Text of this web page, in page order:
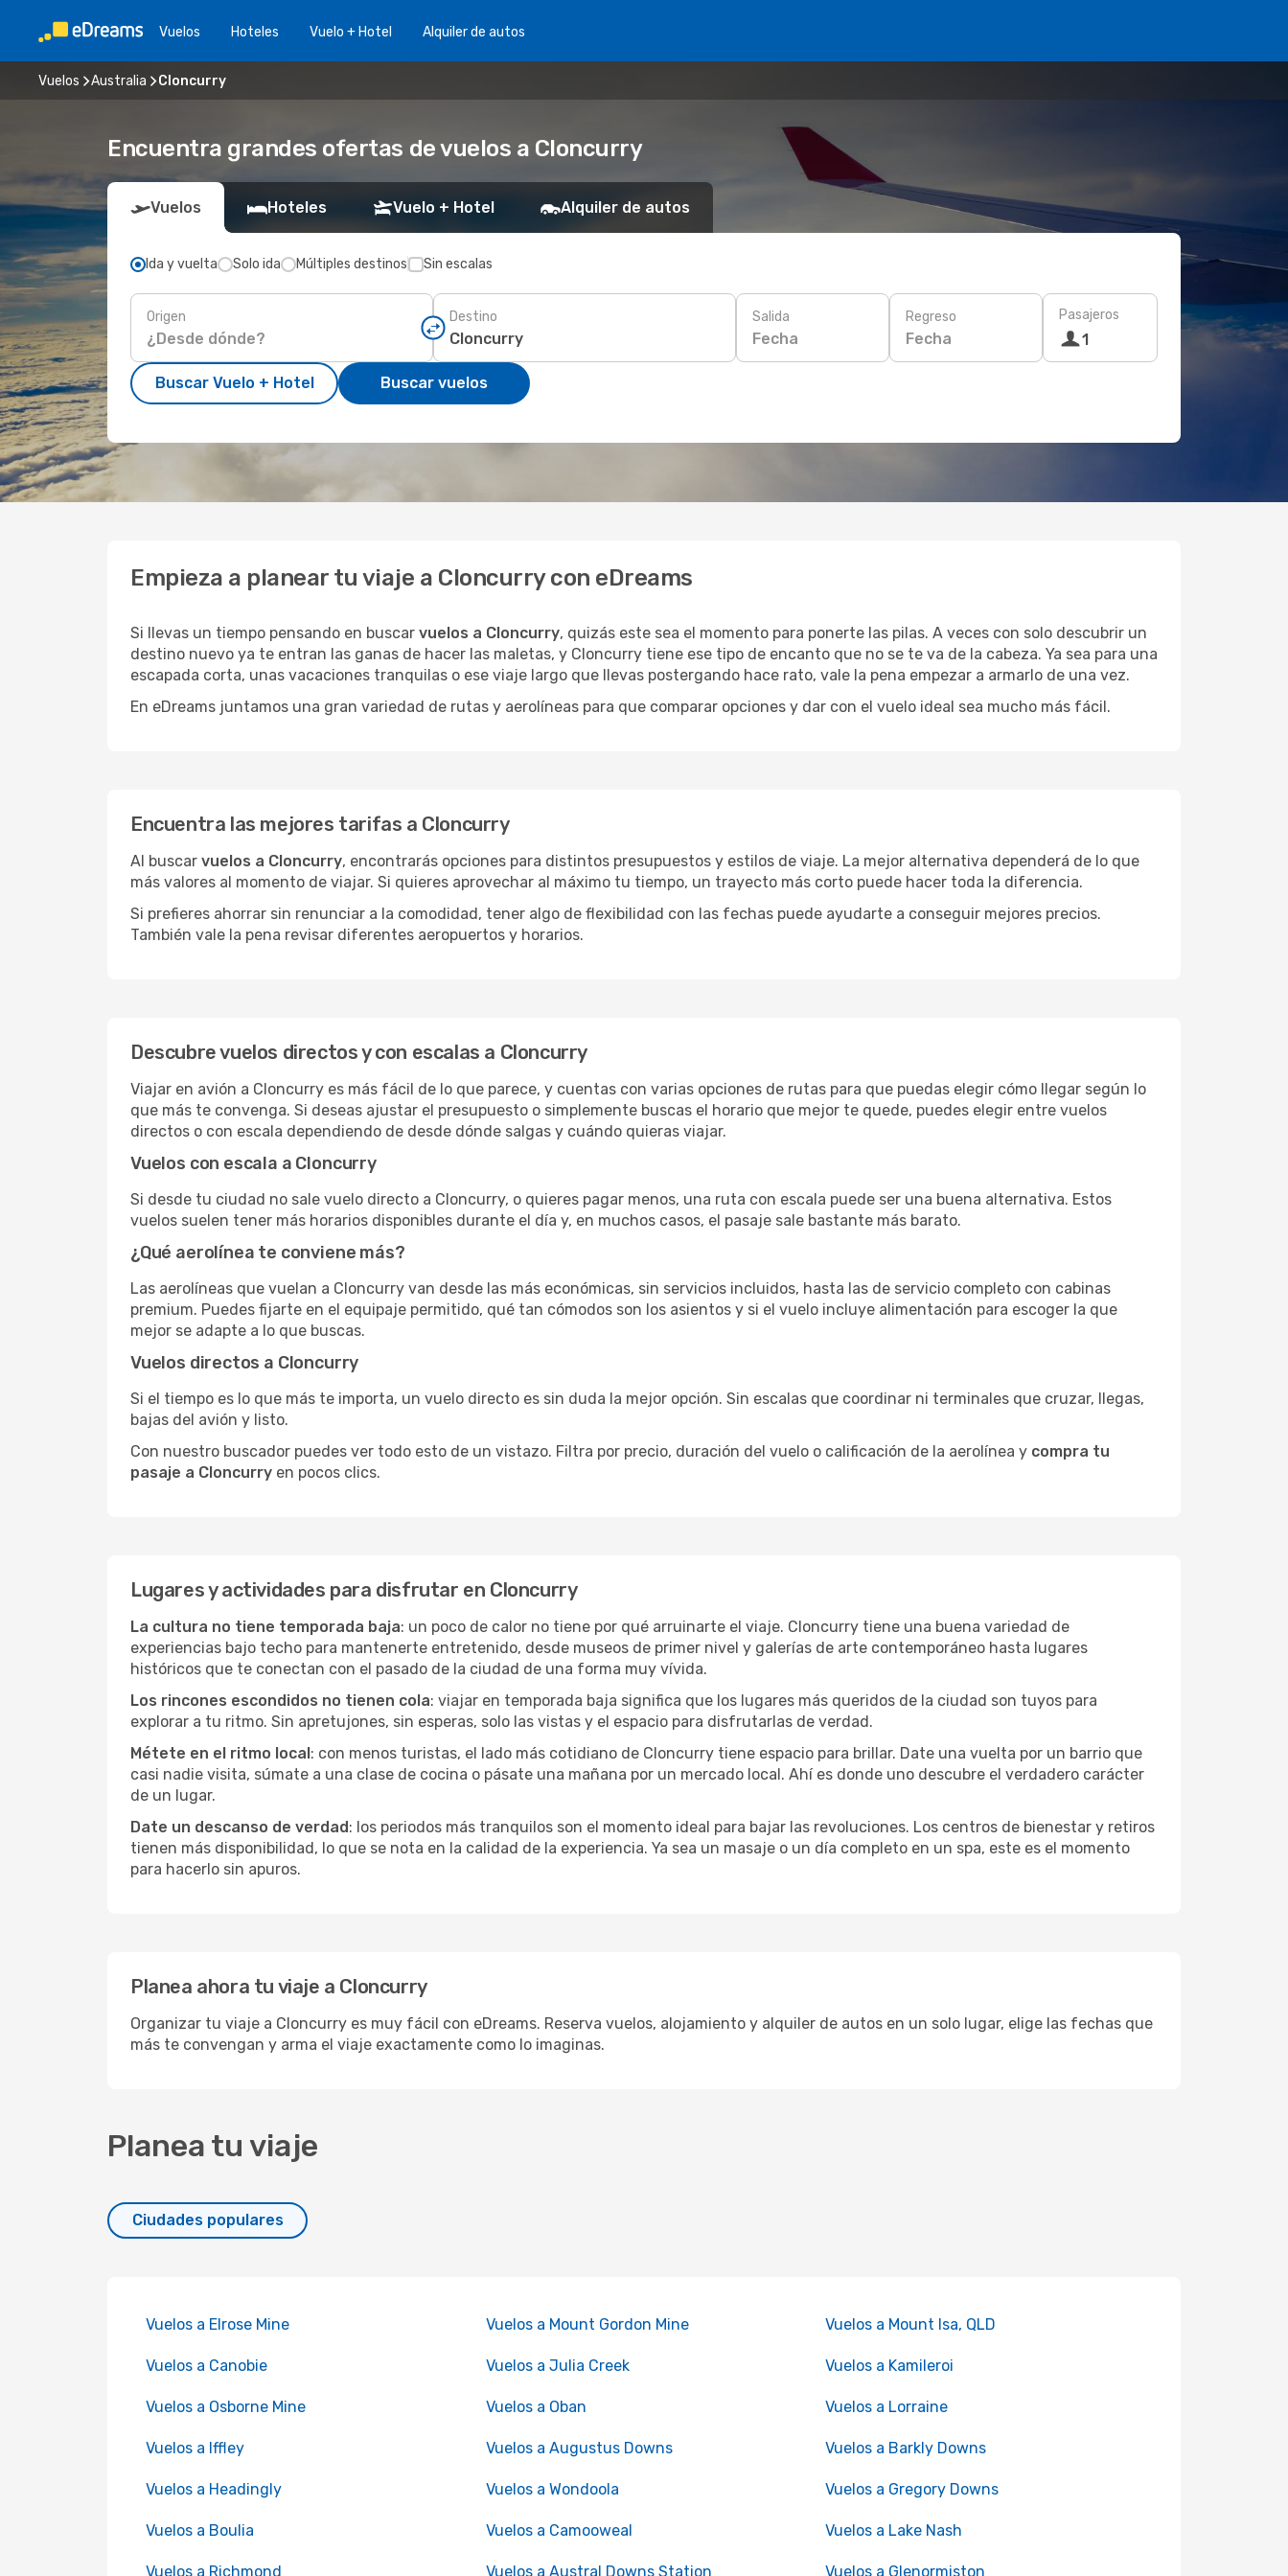
Vuelos Hoteles Vuelo + Hotel Alquiler de autos
Vuelos Australia Cloncurry
Encuentra grandes ofertas de vuelos a Cloncurry
Vuelos Hoteles Vuelo + Hotel Alquiler de autos
Ida y vuelta Solo ida Múltiples destinos Sin escalas
Origen Destino Salida
Fecha
Regreso
Fecha
Pasajeros
1
Buscar Vuelo + Hotel Buscar vuelos
Empieza a planear tu viaje a Cloncurry con eDreams
Si llevas un tiempo pensando en buscar vuelos a Cloncurry, quizás este sea el momento para ponerte las pilas. A veces con solo descubrir un
destino nuevo ya te entran las ganas de hacer las maletas, y Cloncurry tiene ese tipo de encanto que no se te va de la cabeza. Ya sea para una
escapada corta, unas vacaciones tranquilas o ese viaje largo que llevas postergando hace rato, vale la pena empezar a armarlo de una vez.
En eDreams juntamos una gran variedad de rutas y aerolíneas para que comparar opciones y dar con el vuelo ideal sea mucho más fácil.
Encuentra las mejores tarifas a Cloncurry
Al buscar vuelos a Cloncurry, encontrarás opciones para distintos presupuestos y estilos de viaje. La mejor alternativa dependerá de lo que
más valores al momento de viajar. Si quieres aprovechar al máximo tu tiempo, un trayecto más corto puede hacer toda la diferencia.
Si prefieres ahorrar sin renunciar a la comodidad, tener algo de flexibilidad con las fechas puede ayudarte a conseguir mejores precios.
También vale la pena revisar diferentes aeropuertos y horarios.
Descubre vuelos directos y con escalas a Cloncurry
Viajar en avión a Cloncurry es más fácil de lo que parece, y cuentas con varias opciones de rutas para que puedas elegir cómo llegar según lo
que más te convenga. Si deseas ajustar el presupuesto o simplemente buscas el horario que mejor te quede, puedes elegir entre vuelos
directos o con escala dependiendo de desde dónde salgas y cuándo quieras viajar.
Vuelos con escala a Cloncurry
Si desde tu ciudad no sale vuelo directo a Cloncurry, o quieres pagar menos, una ruta con escala puede ser una buena alternativa. Estos
vuelos suelen tener más horarios disponibles durante el día y, en muchos casos, el pasaje sale bastante más barato.
¿Qué aerolínea te conviene más?
Las aerolíneas que vuelan a Cloncurry van desde las más económicas, sin servicios incluidos, hasta las de servicio completo con cabinas
premium. Puedes fijarte en el equipaje permitido, qué tan cómodos son los asientos y si el vuelo incluye alimentación para escoger la que
mejor se adapte a lo que buscas.
Vuelos directos a Cloncurry
Si el tiempo es lo que más te importa, un vuelo directo es sin duda la mejor opción. Sin escalas que coordinar ni terminales que cruzar, llegas,
bajas del avión y listo.
Con nuestro buscador puedes ver todo esto de un vistazo. Filtra por precio, duración del vuelo o calificación de la aerolínea y compra tu
pasaje a Cloncurry en pocos clics.
Lugares y actividades para disfrutar en Cloncurry
La cultura no tiene temporada baja: un poco de calor no tiene por qué arruinarte el viaje. Cloncurry tiene una buena variedad de
experiencias bajo techo para mantenerte entretenido, desde museos de primer nivel y galerías de arte contemporáneo hasta lugares
históricos que te conectan con el pasado de la ciudad de una forma muy vívida.
Los rincones escondidos no tienen cola: viajar en temporada baja significa que los lugares más queridos de la ciudad son tuyos para
explorar a tu ritmo. Sin apretujones, sin esperas, solo las vistas y el espacio para disfrutarlas de verdad.
Métete en el ritmo local: con menos turistas, el lado más cotidiano de Cloncurry tiene espacio para brillar. Date una vuelta por un barrio que
casi nadie visita, súmate a una clase de cocina o pásate una mañana por un mercado local. Ahí es donde uno descubre el verdadero carácter
de un lugar.
Date un descanso de verdad: los periodos más tranquilos son el momento ideal para bajar las revoluciones. Los centros de bienestar y retiros
tienen más disponibilidad, lo que se nota en la calidad de la experiencia. Ya sea un masaje o un día completo en un spa, este es el momento
para hacerlo sin apuros.
Planea ahora tu viaje a Cloncurry
Organizar tu viaje a Cloncurry es muy fácil con eDreams. Reserva vuelos, alojamiento y alquiler de autos en un solo lugar, elige las fechas que
más te convengan y arma el viaje exactamente como lo imaginas.
Planea tu viaje
Ciudades populares
Vuelos a Elrose Mine Vuelos a Mount Gordon Mine Vuelos a Mount Isa, QLD
Vuelos a Canobie Vuelos a Julia Creek Vuelos a Kamileroi
Vuelos a Osborne Mine Vuelos a Oban Vuelos a Lorraine
Vuelos a Iffley Vuelos a Augustus Downs Vuelos a Barkly Downs
Vuelos a Headingly Vuelos a Wondoola Vuelos a Gregory Downs
Vuelos a Boulia Vuelos a Camooweal Vuelos a Lake Nash
Vuelos a Richmond Vuelos a Austral Downs Station Vuelos a Glenormiston